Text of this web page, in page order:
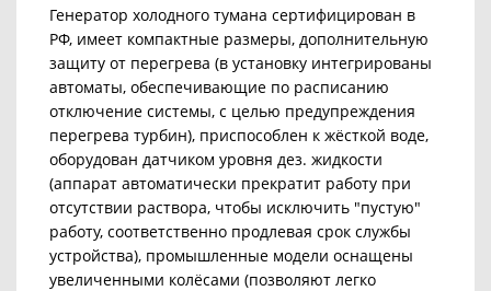
Генератор холодного тумана сертифицирован в
РФ, имеет компактные размеры, дополнительную
защиту от перегрева (в установку интегрированы
автоматы, обеспечивающие по расписанию
отключение системы, с целью предупреждения
перегрева турбин), приспособлен к жёсткой воде,
оборудован датчиком уровня дез. жидкости
(аппарат автоматически прекратит работу при
отсутствии раствора, чтобы исключить "пустую"
работу, соответственно продлевая срок службы
устройства), промышленные модели оснащены
увеличенными колёсами (позволяют легко